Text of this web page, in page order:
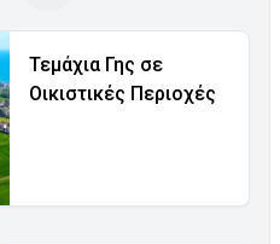
Τεμάχια Γης σε
Οικιστικές Περιοχές